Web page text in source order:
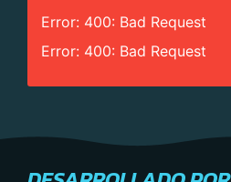
Error: 400: Bad Request
Error: 400: Bad Request